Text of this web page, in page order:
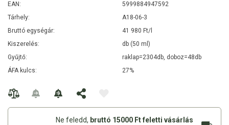
EAN:
5999884947592
Tárhely:
A18-06-3
Bruttó egységár:
41 980 Ft/l
Kiszerelés:
db (50 ml)
Gyűjtő:
raklap=2304db, doboz=48db
ÁFA kulcs:
27%
Ne feledd, bruttó 15000 Ft feletti vásárlás